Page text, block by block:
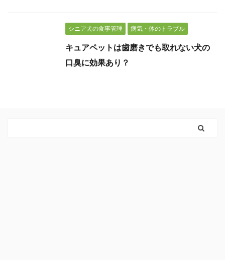
シニア犬の食事管理 病気・体のトラブル
キュアペットは歯磨きでも取れない犬の
口臭に効果あり？